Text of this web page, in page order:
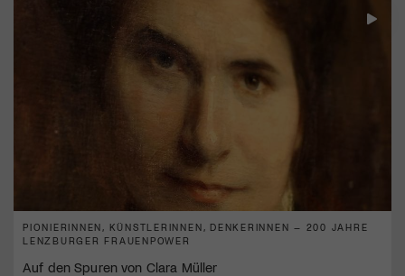
PIONIERINNEN, KÜNSTLERINNEN, DENKERINNEN – 200 JAHRE
LENZBURGER FRAUENPOWER
Auf den Spuren von Clara Müller